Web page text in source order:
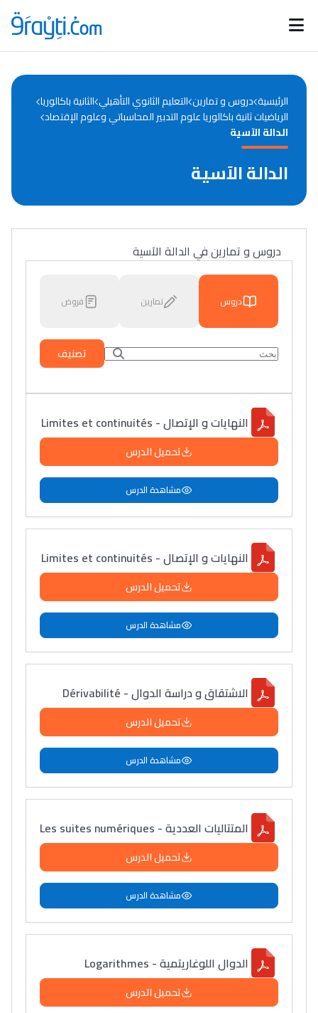
Catégories
d'actualités
Annonces bourses
الرئيسية دروس و تمارين التعليم الثانوي التأهيلي الثانية باكالوريا
الرياضيات ثانية باكالوريا علوم التدبير المحاسباتي وعلوم الإقتصاد
الدالة الآسية
الدالة الآسية
دروس و تمارين في الدالة الآسية
دروس تمارين فروض
تصنيف
النهايات و الإتصال - Limites et continuités
تحميل الدرس
مشاهدة الدرس
النهايات و الإتصال - Limites et continuités
تحميل الدرس
مشاهدة الدرس
الاشتقاق و دراسة الدوال - Dérivabilité
تحميل الدرس
مشاهدة الدرس
المتتاليات العددية - Les suites numériques
تحميل الدرس
مشاهدة الدرس
الدوال اللوغاريتمية - Logarithmes
تحميل الدرس